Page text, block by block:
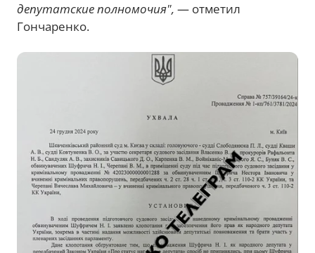
депутатские полномочия", — отметил
Гончаренко.